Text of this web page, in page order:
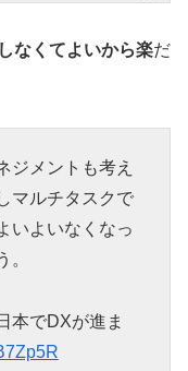
なくてよいから楽だ
ジメントも考え
マルチタスクで
いよいなくなっ
。
本でDXが進ま